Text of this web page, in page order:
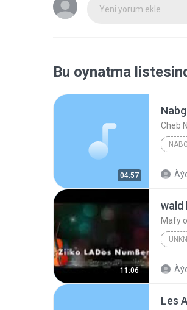
Yeni yorum ekle
Bu oynatma
04:57
Cheb
11:06
wald
Mafy
Les